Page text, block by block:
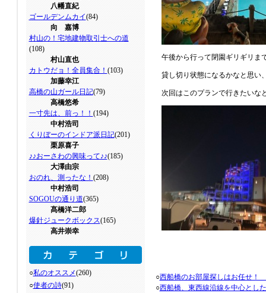
八幡直紀
ゴールデンムカイ(84)
向 嘉博
村山の！宅地建物取引士への道
(108)
村山直也
カトウだョ！全員集合！ (103)
加藤幸江
高橋の山ガール日記(79)
高橋悠希
一寸先は、前っ！！ (194)
中村浩司
くりぼーのインドア派日記(201)
栗原喜子
♪♪おーさわの興味って♪♪(185)
大澤由宗
おのれ、測ったな！ (208)
中村浩司
SOGOUの通り道(365)
髙橋洋二郎
爆針ジュークボックス(165)
高井崇幸
○私のオススメ(260)
○使者の詩(91)
午後から行って閉園ギリギリま
貸し切り状態になるかなと思い
次回はこのプランで行きたいな
○西船橋のお部屋探しはお任せ！
○西船橋、東西線沿線を中心とし